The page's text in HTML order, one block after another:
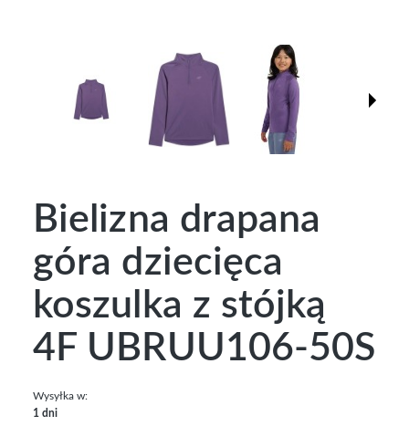
Bielizna drapana
góra dziecięca
koszulka z stójką
4F UBRUU106-50S
Wysyłka w:
1 dni